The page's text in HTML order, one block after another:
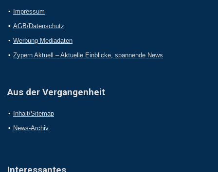
Impressum
AGB/Datenschutz
Werbung Mediadaten
Zypern Aktuell – Aktuelle Einblicke, spannende News
Aus der Vergangenheit
Inhalt/Sitemap
News-Archiv